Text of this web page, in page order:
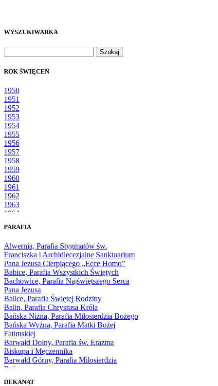
WYSZUKIWARKA
ROK ŚWIĘCEŃ
1950
1951
1952
1953
1954
1955
1956
1957
1958
1959
1960
1961
1962
1963
1964
1966
1968
1969
1970
1971
1972
1973
1974
1975
1976
1977
1978
1979
1980
1981
1983
PARAFIA
Alwernia, Parafia Stygmatów św.
Franciszka i Archidiecezjalne Sanktuarium
Pana Jezusa Cierpiącego „Ecce Homo”
Babice, Parafia Wszystkich Świętych
Bachowice, Parafia Najświętszego Serca
Pana Jezusa
Balice, Parafia Świętej Rodziny
Balin, Parafia Chrystusa Króla
Bańska Niżna, Parafia Miłosierdzia Bożego
Bańska Wyżna, Parafia Matki Bożej
Fatimskiej
Barwałd Dolny, Parafia św. Erazma
Biskupa i Męczennika
Barwałd Górny, Parafia Miłosierdzia
Bożego
DEKANAT